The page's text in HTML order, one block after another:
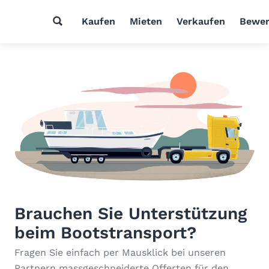
Kaufen Mieten Verkaufen
Brauchen Sie Unterstützung
beim Bootstransport?
Fragen Sie einfach per Mausklick bei unseren